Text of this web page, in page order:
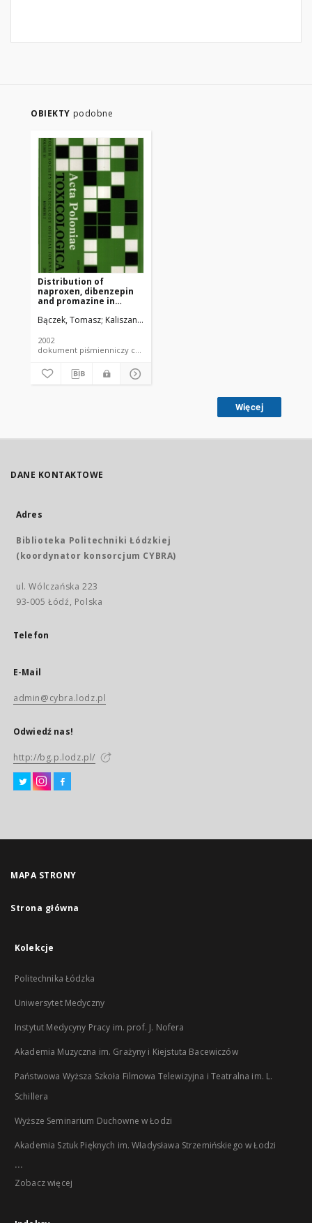
OBIEKTY podobne
Distribution of
naproxen, dibenzepin
and promazine in
acute overdosage
Bączek, Tomasz Kaliszan, Michał
2002
dokument piśmienniczy czasopismo - artykuł
Więcej
DANE KONTAKTOWE
Adres
Biblioteka Politechniki Łódzkiej
(koordynator konsorcjum CYBRA)
ul. Wólczańska 223
93-005 Łódź, Polska
Telefon
E-Mail
admin@cybra.lodz.pl
Odwiedź nas!
http://bg.p.lodz.pl/
MAPA STRONY
Strona główna
Kolekcje
Politechnika Łódzka
Uniwersytet Medyczny
Instytut Medycyny Pracy im. prof. J. Nofera
Akademia Muzyczna im. Grażyny i Kiejstuta Bacewiczów
Państwowa Wyższa Szkoła Filmowa Telewizyjna i Teatralna im. L.
Schillera
Wyższe Seminarium Duchowne w Łodzi
Akademia Sztuk Pięknych im. Władysława Strzemińskiego w Łodzi
...
Zobacz więcej